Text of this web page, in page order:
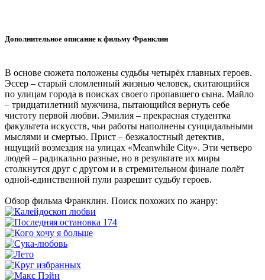
Дополнительное описание к фильму Франклин
В основе сюжета положены судьбы четырёх главных героев.
Эссер – старый сломленный жизнью человек, скитающийся
по улицам города в поисках своего пропавшего сына. Майло
– тридцатилетний мужчина, пытающийся вернуть себе
чистоту первой любви. Эмилия – прекрасная студентка
факультета искусств, чьи работы наполнены суицидальными
мыслями и смертью. Прист – безжалостный детектив,
ищущий возмездия на улицах «Meanwhile City». Эти четверо
людей – радикально разные, но в результате их миры
столкнутся друг с другом и в стремительном финале полёт
одной-единственной пули разрешит судьбу героев.
Обзор фильма Франклин. Поиск похожих по жанру: